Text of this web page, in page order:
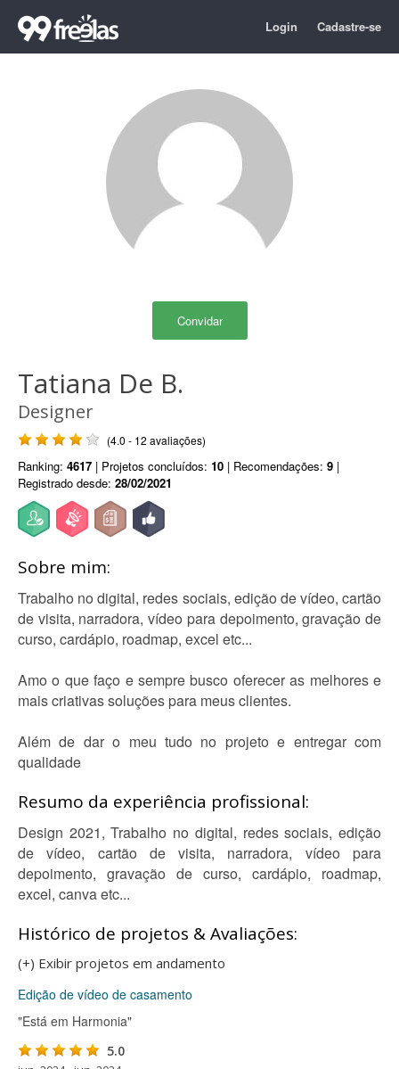
Login Cadastre-se
Convidar
Tatiana De B.
Designer
(4.0 - 12 avaliações)
Ranking: 4617 | Projetos concluídos: 10 | Recomendações: 9 |
Registrado desde: 28/02/2021
Sobre mim:
Trabalho no digital, redes sociais, edição de vídeo, cartão
de visita, narradora, vídeo para depoimento, gravação de
curso, cardápio, roadmap, excel etc...
Amo o que faço e sempre busco oferecer as melhores e
mais criativas soluções para meus clientes.
Além de dar o meu tudo no projeto e entregar com
qualidade
Resumo da experiência profissional:
Design 2021, Trabalho no digital, redes sociais, edição
de vídeo, cartão de visita, narradora, vídeo para
depoimento, gravação de curso, cardápio, roadmap,
excel, canva etc...
Histórico de projetos & Avaliações:
(+) Exibir projetos em andamento
Edição de vídeo de casamento
"Está em Harmonia"
5.0